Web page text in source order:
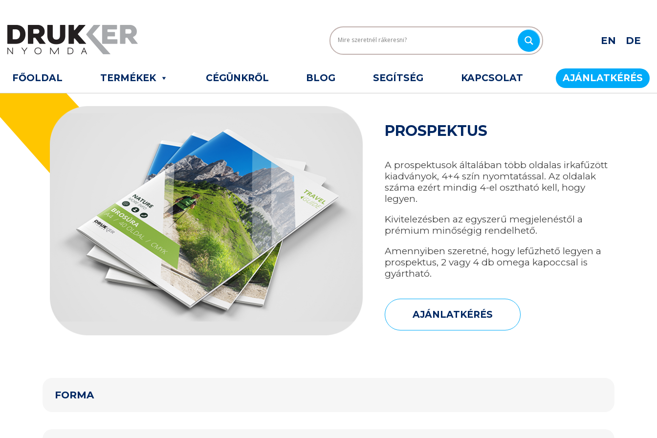
EN DE
FŐOLDAL TERMÉKEK CÉGÜNKRŐL BLOG SEGÍTSÉG KAPCSOLAT AJÁNLATKÉRÉS
PROSPEKTUS
A prospektusok általában több oldalas irkafűzött
kiadványok, 4+4 szín nyomtatással. Az oldalak
száma ezért mindig 4-el osztható kell, hogy
legyen.
Kivitelezésben az egyszerű megjelenéstől a
prémium minőségig rendelhető.
Amennyiben szeretné, hogy lefűzhető legyen a
prospektus, 2 vagy 4 db omega kapoccsal is
gyártható.
AJÁNLATKÉRÉS
FORMA